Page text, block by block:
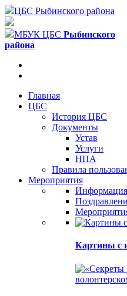
ЦБС Рыбинского района
МБУК ЦБС Рыбинского
района
Главная
ЦБС
История ЦБС
Документы
Устав
Услуги
НПА
Правила
Мероприятия
Информация
Картины с